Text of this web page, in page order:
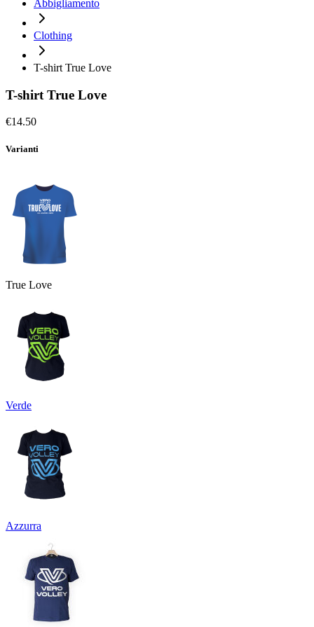
Abbigliamento
Clothing
T-shirt True Love
T-shirt True Love
€14.50
Varianti
True Love
Verde
Azzurra